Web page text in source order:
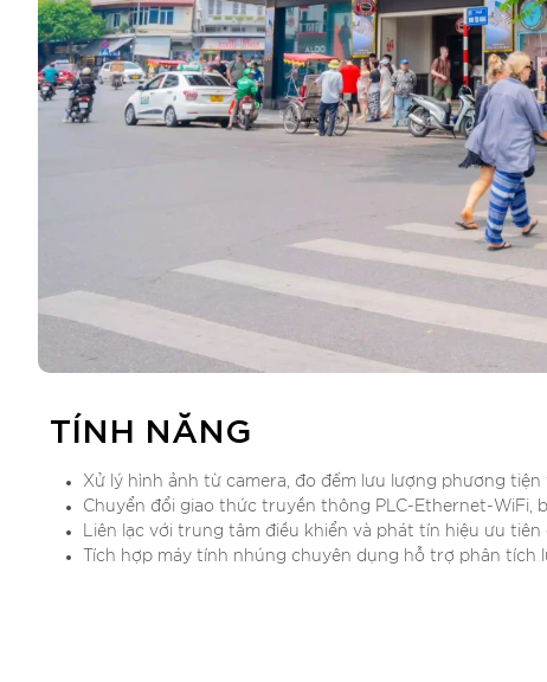
TÍNH NĂNG
Xử lý hình ảnh từ camera, đo đếm lưu lượng phương
Chuyển đổi giao thức truyền thông PLC-Ethernet-WiFi,
Liên lạc với trung tâm điều khiển và phát tín hiệu ưu tiên
Tích hợp máy tính nhúng chuyên dụng hỗ trợ phân